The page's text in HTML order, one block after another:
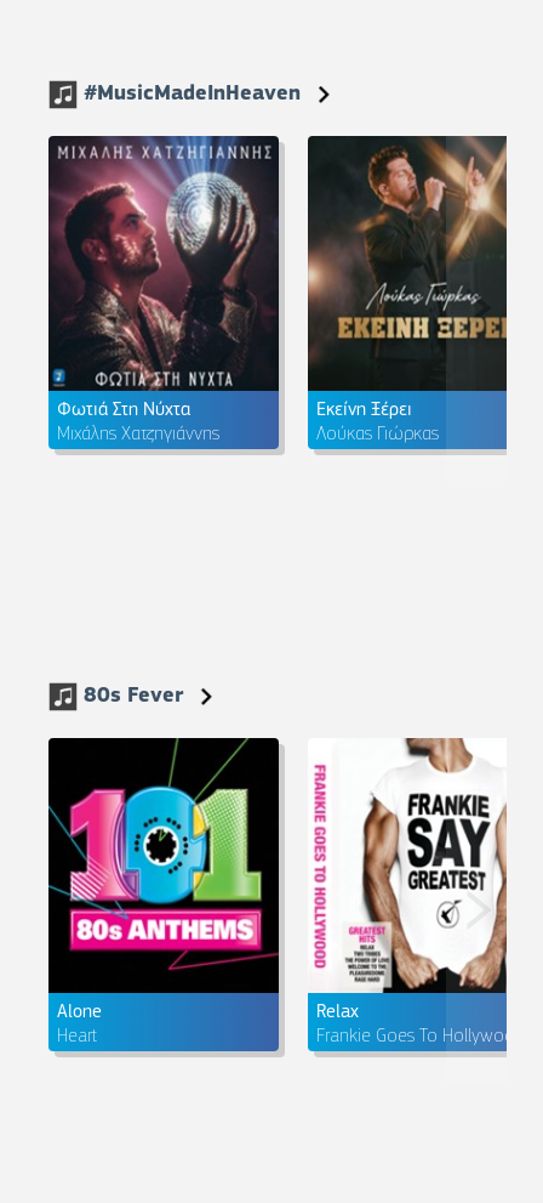
#MusicMadeInHeaven
Φωτιά Στη Νύχτα
Μιχάλης Χατζηγιάννης
Εκείνη Ξέρει
Λούκας Γιώρκας
80s Fever
Alone
Heart
Relax
Frankie Goes To Hollywood